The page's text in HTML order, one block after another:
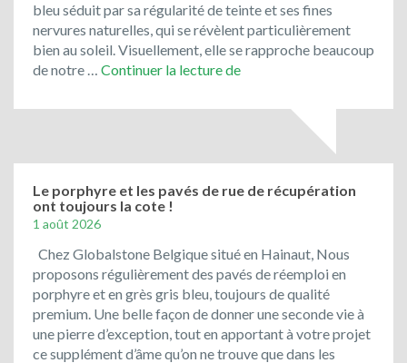
bleu séduit par sa régularité de teinte et ses fines
nervures naturelles, qui se révèlent particulièrement
bien au soleil. Visuellement, elle se rapproche beaucoup
de notre … Continuer la lecture deToujours
promotion
bleu
du
Le porphyre et les pavés de rue de récupération
ont toujours la cote !
1 août 2026
Chez Globalstone Belgique situé en Hainaut, Nous
proposons régulièrement des pavés de réemploi en
porphyre et en grès gris bleu, toujours de qualité
premium. Une belle façon de donner une seconde vie à
une pierre d’exception, tout en apportant à votre projet
ce supplément d’âme qu’on ne trouve que dans les